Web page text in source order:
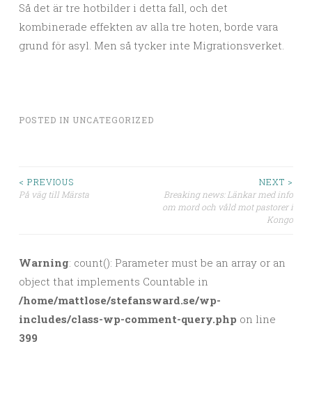
Så det är tre hotbilder i detta fall, och det
kombinerade effekten av alla tre hoten, borde vara
grund för asyl. Men så tycker inte Migrationsverket.
POSTED IN UNCATEGORIZED
Post navigation
< PREVIOUS
På väg till Märsta
NEXT >
Breaking news: Länkar med info
om mord och våld mot pastorer i
Kongo
Warning: count(): Parameter must be an array or an
object that implements Countable in
/home/mattlose/stefansward.se/wp-
includes/class-wp-comment-query.php on line
399